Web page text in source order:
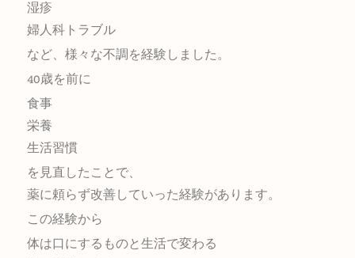
湿疹
婦人科トラブル
など、様々な不調を経験しました。
40歳を前に
食事
栄養
生活習慣
を見直したことで、
薬に頼らず改善していった経験があります。
この経験から
体は口にするものと生活で変わる